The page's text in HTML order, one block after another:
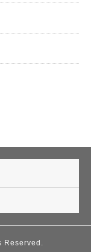
Reserved.